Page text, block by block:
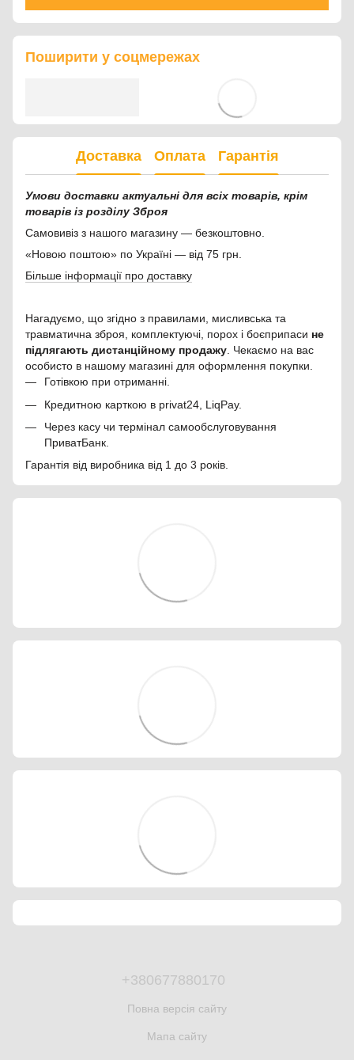
Поширити у соцмережах
Доставка Оплата Гарантія
Умови доставки актуальні для всіх товарів, крім
товарів із розділу Зброя
Самовивіз з нашого магазину — безкоштовно.
«Новою поштою» по Україні — від 75 грн.
Більше інформації про доставку
Нагадуємо, що згідно з правилами, мисливська та
травматична зброя, комплектуючі, порох і боєприпаси не
підлягають дистанційному продажу . Чекаємо на вас
особисто в нашому магазині для оформлення покупки.
Готівкою при отриманні.
Кредитною карткою в privat24, LiqPay.
Через касу чи термінал самообслуговування
ПриватБанк.
Гарантія від виробника від 1 до 3 років.
+380677880170
Повна версія сайту
Мапа сайту